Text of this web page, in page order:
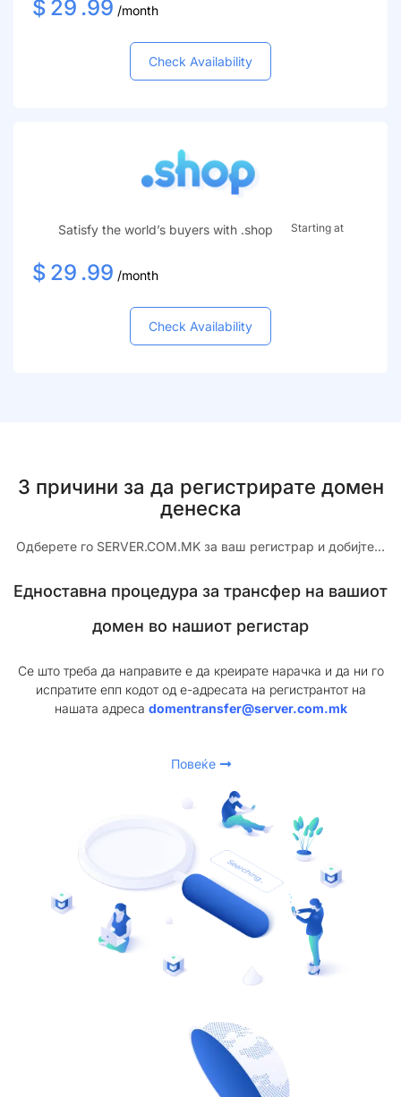
$ 29 .99 /month
Check Availability
Satisfy the world’s buyers with .shop Starting at
$ 29 .99 /month
Check Availability
3 причини за да регистрирате домен
денеска
Одберете го SERVER.COM.MK за ваш регистрар и добијте…
Едноставна процедура за трансфер на вашиот
домен во нашиот регистар
Се што треба да направите е да креирате нарачка и да ни го
испратите епп кодот од е-адресата на регистрантот на
нашата адреса domentransfer@server.com.mk
Повеќе